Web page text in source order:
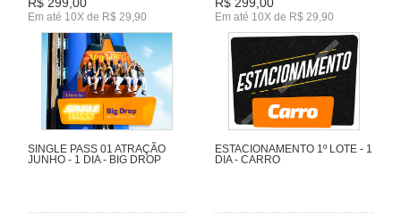
R$ 299,00
Em até 10X de R$ 29,90
R$ 299,00
Em até 10X de R$ 29,90
SINGLE PASS 01 ATRAÇÃO
JUNHO - 1 DIA - BIG DROP
ESTACIONAMENTO 1º LOTE - 1
DIA - CARRO